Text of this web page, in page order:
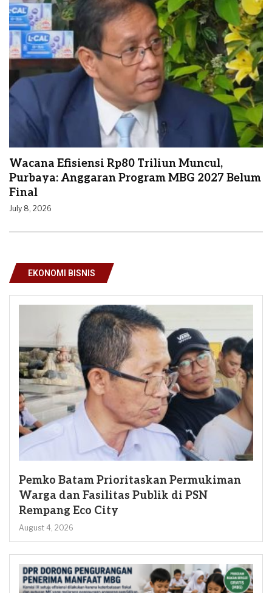
Wacana Efisiensi Rp80 Triliun Muncul,
Purbaya: Anggaran Program MBG 2027 Belum
Final
July 8, 2026
EKONOMI BISNIS
Pemko Batam Prioritaskan Permukiman
Warga dan Fasilitas Publik di PSN
Rempang Eco City
August 4, 2026